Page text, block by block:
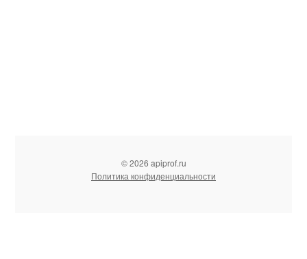
© 2026 apiprof.ru
Политика конфиденциальности